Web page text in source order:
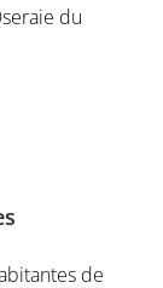
du
de